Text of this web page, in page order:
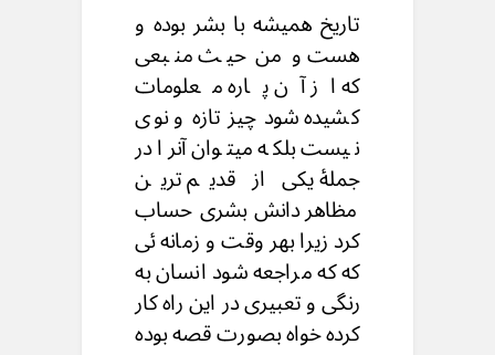
تاریخ همیشه با بشر بوده و
هست و من حیث منبعی
که از آن پاره معلومات
کشیده شود چیز تازه و نوی
نیست بلکه میتوان آنرا در
جملۀ یکی از قدیم ترین
مظاهر دانش بشری حساب
کرد زیرا بهر وقت و زمانه ئی
که که مراجعه شود انسان به
رنگی و تعبیری در این راه کار
کرده خواه بصورت قصه بوده